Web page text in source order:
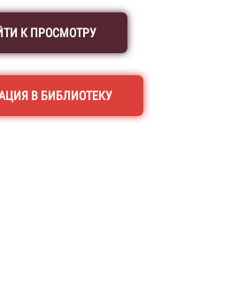
К ПРОСМОТРУ
В БИБЛИОТЕКУ